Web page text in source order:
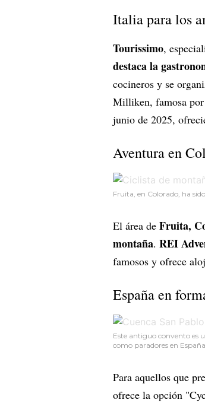
Italia para los
Tourissimo,
destaca la
cocineros y se
Milliken, famosa por
junio de 2025,
Aventura en
Fruita, en Colorado, ha
El área de Fruita,
montaña. REI
famosos y ofrece
España en
Este antiguo convento es
como paradores en
Para aquellos que
ofrece la opción